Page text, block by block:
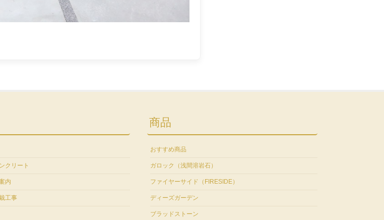
クリート
内
工事
商品
おすすめ商品
ガロック（浅間溶岩石）
ファイヤーサイド（FIRESIDE）
ディーズガーデン
ブラッドストーン